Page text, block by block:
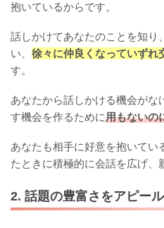
抱いているからです。
話しかけてあなたのことを知り
い、 徐々に仲良くなっていずれ
す。
あなたから話しかける機会がな
す機会を作るために用もないの
あなたも相手に好意を抱いてい
たときに積極的に会話を広げ、
2. 話題の豊富さをアピー